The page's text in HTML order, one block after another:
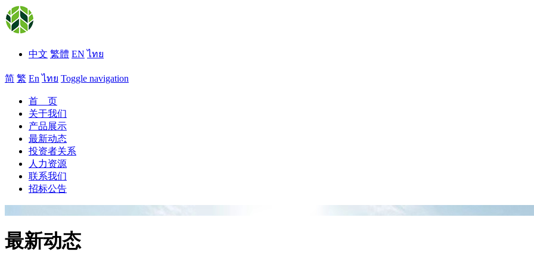
中文 繁體 EN ไทย
简 繁 En ไทย Toggle navigation
首 页
关于我们
产品展示
最新动态
投资者关系
人力资源
联系我们
招标公告
最新动态